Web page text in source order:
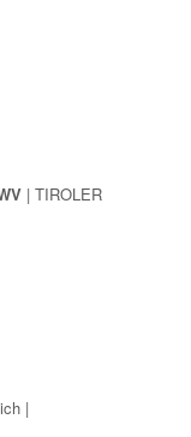
| TIROLER
|